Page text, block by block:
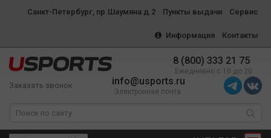
Санкт-Петербург, пр.Шаумяна д.2 Пункты выдачи Сервис
Информация Контакты
8 (800) 333 21 75
Ежедневно с 10 до 20
Заказать звонок info@usports.ru
Электронная почта